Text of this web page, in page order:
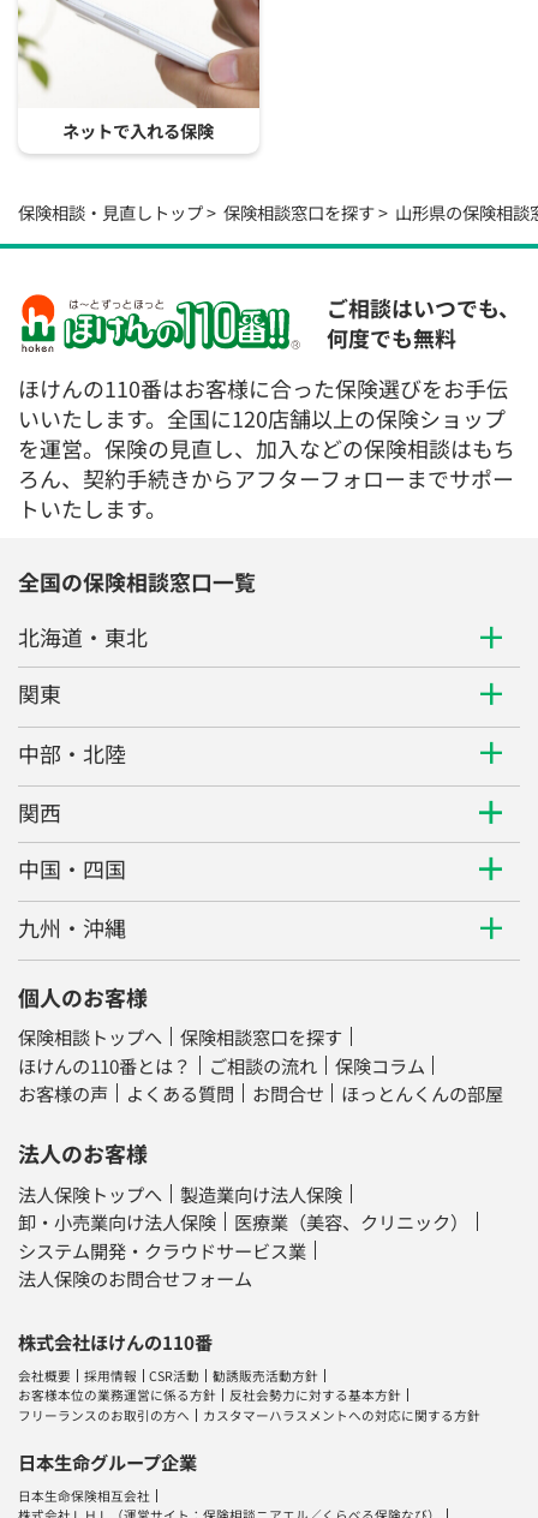
ネットで入れる保険
保険相談・見直しトップ 保険相談窓口を探す 山形県の保険相談
ご相談はいつでも、
何度でも無料
ほけんの110番はお客様に合った保険選びをお手伝
いいたします。全国に120店舗以上の保険ショップ
を運営。保険の見直し、加入などの保険相談はもち
ろん、契約手続きからアフターフォローまでサポー
トいたします。
全国の保険相談窓口一覧
北海道・東北
関東
中部・北陸
関西
中国・四国
九州・沖縄
個人のお客様
保険相談トップへ
保険相談窓口を探す
ほけんの110番とは？
ご相談の流れ
保険コラム
お客様の声
よくある質問 お問合せ ほっとんくんの部屋
法人のお客様
法人保険トップへ
製造業向け法人保険
卸・小売業向け法人保険
医療業（美容、クリニック）
システム開発・クラウドサービス業
法人保険のお問合せフォーム
株式会社ほけんの110番
会社概要 採用情報 CSR活動
勧誘販売活動方針
お客様本位の業務運営に係る方針
反社会勢力に対する基本方針
フリーランスのお取引の方へ
カスタマーハラスメントへの対応に関する方針
日本生命グループ企業
日本生命保険相互会社